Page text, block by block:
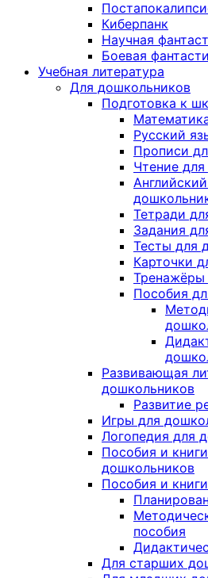
Киберпанк
Научная
Боевая
Учебная литература
Для дошкольников
Подготовка к
Русский
Прописи
Чтение
Тетради
Задания
Тесты для
Карточки
Тренажёры
Пособия
Развивающая
дошкольников
Развитие
Игры для
Логопедия для
Пособия и
дошкольников
Пособия и
пособия
Для старших